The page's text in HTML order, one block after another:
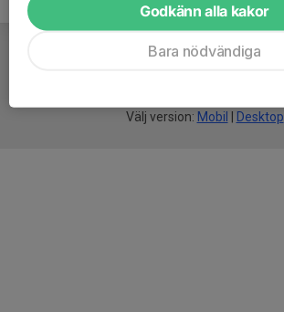
Välj version: Mobil Desktop
Godkänn alla kakor
Bara nödvändiga